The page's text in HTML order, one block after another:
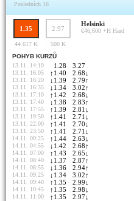
Posledních 16
1.35 2.97
Helsinki
€46,600 +H Hard
44.617 K
500 K
POHYB KURZŮ
13.11. 14:10
1.28 3.27
13.11. 16:05 ↑ 1.40 2.68 ↓
13.11. 16:20 ↓ 1.39 2.79↑
13.11. 16:35 ↓ 1.34 3.02↑
13.11. 17:10 ↑ 1.42 2.68 ↓
13.11. 17:40 ↓ 1.38 2.83↑
13.11. 17:55 ↑ 1.39 2.81 ↓
13.11. 19:50 ↑ 1.41 2.71 ↓
13.11. 22:00 ↑ 1.41 2.70 ↓
13.11. 23:50 ↑ 1.41 2.71 ↓
14.11. 00:25 ↑ 1.44 2.63 ↓
14.11. 04:55 ↓ 1.42 2.68↑
14.11. 07:00 ↑ 1.43 2.65 ↓
14.11. 08:40 ↓ 1.37 2.87↑
14.11. 08:55 ↓ 1.36 2.94↑
14.11. 09:25 ↓ 1.34 3.02↑
14.11. 09:40 ↑ 1.35 2.99 ↓
14.11. 10:45 ↑ 1.35 2.98 ↓
14.11. 11:00 ↑ 1.35 2.97↓